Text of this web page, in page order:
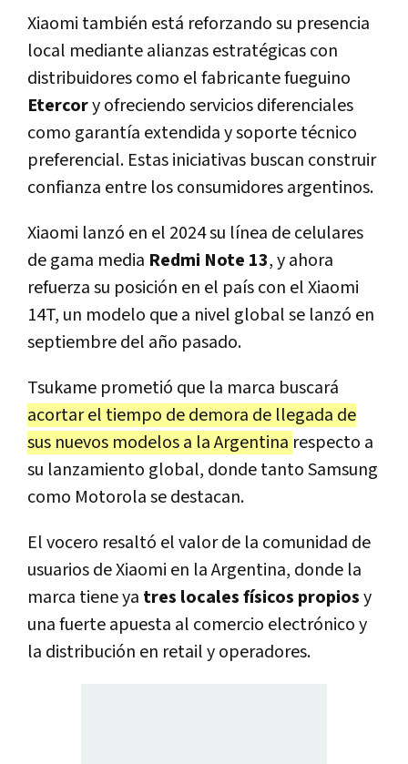
Xiaomi también está reforzando su presencia
local mediante alianzas estratégicas con
distribuidores como el fabricante fueguino
Etercory ofreciendo servicios diferenciales
como garantía extendida y soporte técnico
preferencial. Estas iniciativas buscan construir
confianza entre los consumidores argentinos.
Xiaomi lanzó en el 2024 su línea de celulares
de gama media Redmi Note 13, y ahora
refuerza su posición en el país con el Xiaomi
14T, un modelo que a nivel global se lanzó en
septiembre del año pasado.
Tsukame prometió que la marca buscará
acortar el tiempo de demora de llegada de
sus nuevos modelos a la Argentina respecto a
su lanzamiento global, donde tanto Samsung
como Motorola se destacan.
El vocero resaltó el valor de la comunidad de
usuarios de Xiaomi en la Argentina, donde la
marca tiene ya tres locales físicos propiosy
una fuerte apuesta al comercio electrónico y
la distribución en retail y operadores.